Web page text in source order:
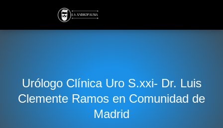
Urólogo Clínica Uro S.xxi- Dr. Luis
Clemente Ramos en Comunidad de
Madrid